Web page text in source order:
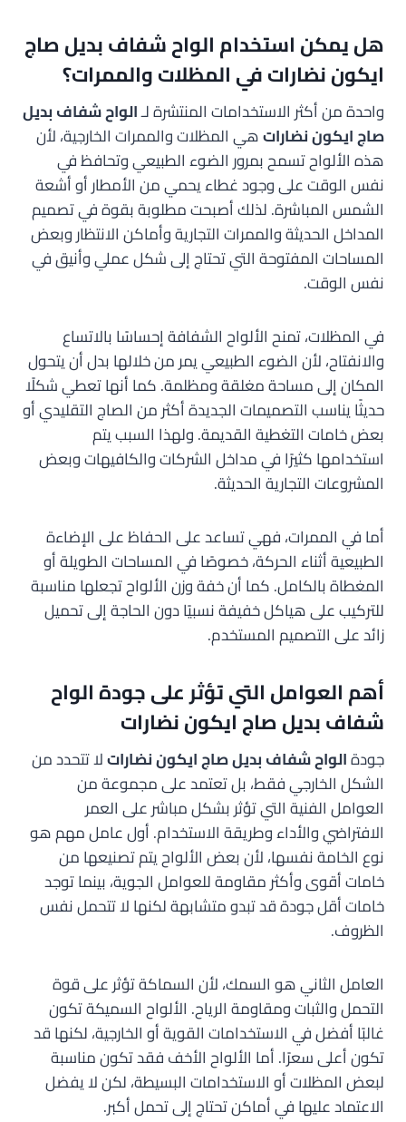
هل يمكن استخدام الواح شفاف بديل صاج
ايكون نضارات في المظلات والممرات؟
واحدة من أكثر الاستخدامات المنتشرة لـالواح شفاف بديل
صاج ايكون نضاراتهي المظلات والممرات الخارجية، لأن
هذه الألواح تسمح بمرور الضوء الطبيعي وتحافظ في
نفس الوقت على وجود غطاء يحمي من الأمطار أو أشعة
الشمس المباشرة. لذلك أصبحت مطلوبة بقوة في تصميم
المداخل الحديثة والممرات التجارية وأماكن الانتظار وبعض
المساحات المفتوحة التي تحتاج إلى شكل عملي وأنيق في
نفس الوقت.
في المظلات، تمنح الألواح الشفافة إحساسًا بالاتساع
والانفتاح، لأن الضوء الطبيعي يمر من خلالها بدل أن يتحول
المكان إلى مساحة مغلقة ومظلمة. كما أنها تعطي شكلًا
حديثًا يناسب التصميمات الجديدة أكثر من الصاج التقليدي أو
بعض خامات التغطية القديمة. ولهذا السبب يتم
استخدامها كثيرًا في مداخل الشركات والكافيهات وبعض
المشروعات التجارية الحديثة.
أما في الممرات، فهي تساعد على الحفاظ على الإضاءة
الطبيعية أثناء الحركة، خصوصًا في المساحات الطويلة أو
المغطاة بالكامل. كما أن خفة وزن الألواح تجعلها مناسبة
للتركيب على هياكل خفيفة نسبيًا دون الحاجة إلى تحميل
زائد على التصميم المستخدم.
أهم العوامل التي تؤثر على جودة الواح
شفاف بديل صاج ايكون نضارات
جودةالواح شفاف بديل صاج ايكون نضاراتلا تتحدد من
الشكل الخارجي فقط، بل تعتمد على مجموعة من
العوامل الفنية التي تؤثر بشكل مباشر على العمر
الافتراضي والأداء وطريقة الاستخدام. أول عامل مهم هو
نوع الخامة نفسها، لأن بعض الألواح يتم تصنيعها من
خامات أقوى وأكثر مقاومة للعوامل الجوية، بينما توجد
خامات أقل جودة قد تبدو متشابهة لكنها لا تتحمل نفس
الظروف.
العامل الثاني هو السمك، لأن السماكة تؤثر على قوة
التحمل والثبات ومقاومة الرياح. الألواح السميكة تكون
غالبًا أفضل في الاستخدامات القوية أو الخارجية، لكنها قد
تكون أعلى سعرًا. أما الألواح الأخف فقد تكون مناسبة
لبعض المظلات أو الاستخدامات البسيطة، لكن لا يفضل
الاعتماد عليها في أماكن تحتاج إلى تحمل أكبر.